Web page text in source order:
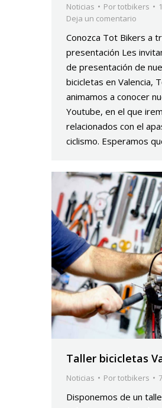
Noticias Portotbikers
Deja un comentario
Conozca Tot Bikers a
presentación Les
de presentación de
bicicletas en Valencia,
animamos a conocer
Youtube, en el que
relacionados con el
ciclismo. Esperamos
Taller bicicletas
Noticias Portotbikers
Disponemos de un